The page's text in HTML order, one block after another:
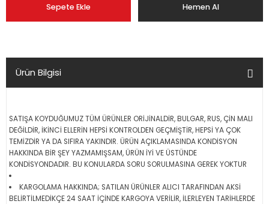
Sepete Ekle Hemen Al
Ürün Bilgisi
SATIŞA KOYDUĞUMUZ TÜM ÜRÜNLER ORİJİNALDİR, BULGAR, RUS, ÇİN MALI
DEĞİLDİR, İKİNCİ ELLERİN HEPSİ KONTROLDEN GEÇMİŞTİR, HEPSİ YA ÇOK
TEMİZDİR YA DA SIFIRA YAKINDIR. ÜRÜN AÇIKLAMASINDA KONDİSYON
HAKKINDA BİR ŞEY YAZMAMIŞSAM, ÜRÜN İYİ VE ÜSTÜNDE
KONDİSYONDADIR. BU KONULARDA SORU SORULMASINA GEREK YOKTUR
KARGOLAMA HAKKINDA; SATILAN ÜRÜNLER ALICI TARAFINDAN AKSİ
BELİRTİLMEDİKÇE 24 SAAT İÇİNDE KARGOYA VERİLİR, İLERLEYEN TARİHLERDE